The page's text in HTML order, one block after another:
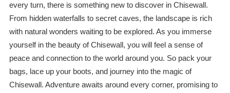
every turn, there is something new to discover in Chisewall.
From hidden waterfalls to secret caves, the landscape is rich
with natural wonders waiting to be explored. As you immerse
yourself in the beauty of Chisewall, you will feel a sense of
peace and connection to the world around you. So pack your
bags, lace up your boots, and journey into the magic of
Chisewall. Adventure awaits around every corner, promising to